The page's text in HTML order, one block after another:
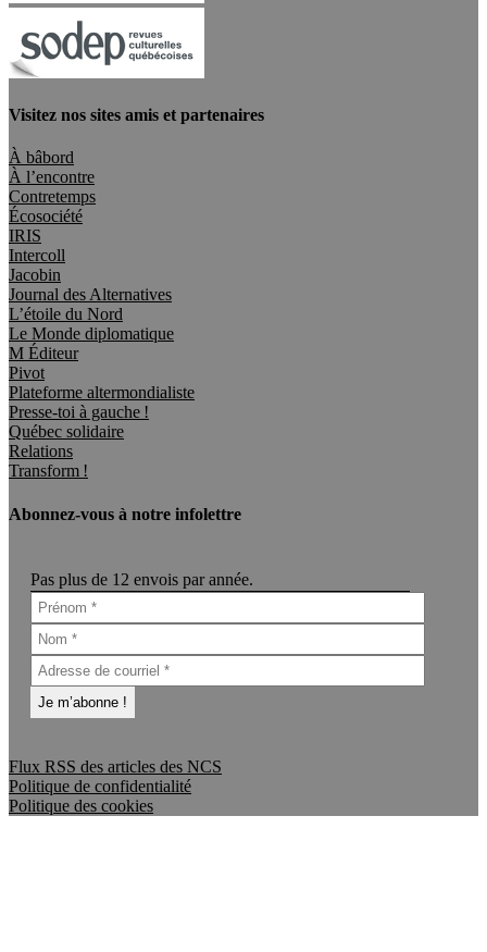
Visitez nos sites amis et partenaires
À bâbord
À l’encontre
Contretemps
Écosociété
IRIS
Intercoll
Jacobin
Journal des Alternatives
L’étoile du Nord
Le Monde diplomatique
M Éditeur
Pivot
Plateforme altermondialiste
Presse-toi à gauche !
Québec solidaire
Relations
Transform !
Abonnez-vous à notre infolettre
Pas plus de 12 envois par année.
Flux RSS des articles des NCS
Politique de confidentialité
Politique des cookies